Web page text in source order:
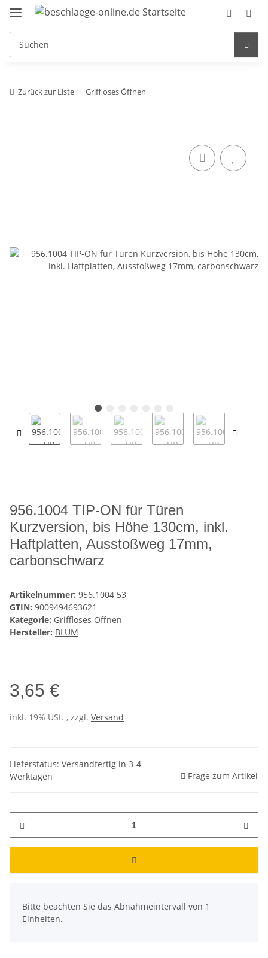
Zurück zur Liste Griffloses Öffnen
956.1004 TIP-ON für Türen
Kurzversion, bis Höhe 130cm, inkl.
Haftplatten, Ausstoßweg 17mm,
carbonschwarz
Artikelnummer: 956.1004 53
GTIN: 9009494693621
Kategorie: Griffloses Öffnen
Hersteller: BLUM
3,65 €
inkl. 19% USt. , zzgl. Versand
Lieferstatus: Versandfertig in 3-4
Werktagen
Frage zum Artikel
Bitte beachten Sie das Abnahmeintervall von 1
Einheiten.